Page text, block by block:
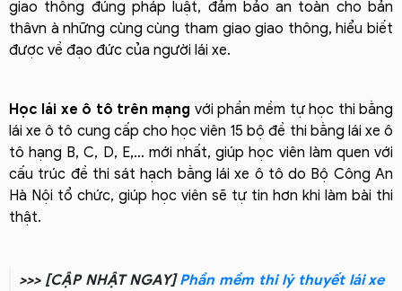
giao thông đúng pháp luật, đảm bảo an toàn cho bản
thâvn à những cùng cùng tham giao giao thông, hiểu biết
được về đạo đức của người lái xe.
Học lái xe ô tô trên mạng với phần mềm tự học thi bằng
lái xe ô tô cung cấp cho học viên 15 bộ đề thi bằng lái xe ô
tô hạng B, C, D, E,… mới nhất, giúp học viên làm quen với
cấu trúc đề thi sát hạch bằng lái xe ô tô do Bộ Công An
Hà Nội tổ chức, giúp học viên sẽ tự tin hơn khi làm bài thi
thật.
>>> [CẬP NHẬT NGAY]Phần mềm thi lý thuyết lái xe